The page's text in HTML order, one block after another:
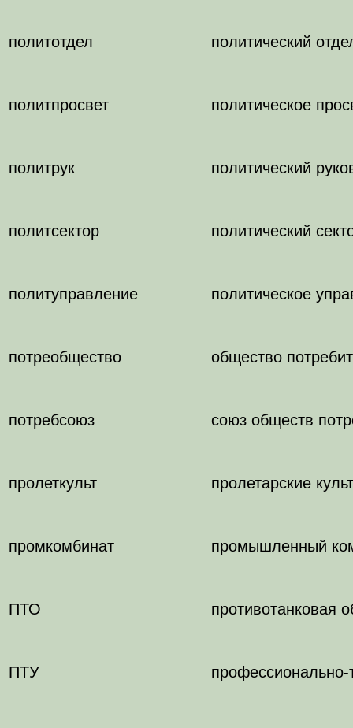
политотдел политический
политпросвет политическое
политрук политический
политсектор политический
политуправление политическое
потреобщество общество
потребсоюз союз обществ
пролеткульт пролетарские
промкомбинат промышленный
ПТО противотанковая
ПТУ